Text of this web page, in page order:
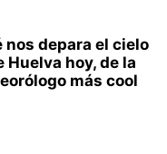
nos depara el cielo
Huelva hoy, de la
más cool